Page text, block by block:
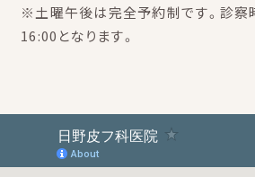
※土曜午後は完全予約制です。診察
16:00となります。